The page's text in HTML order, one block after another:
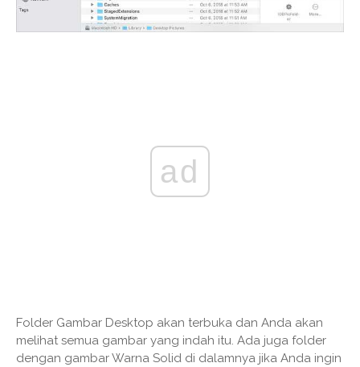
ad
Folder Gambar Desktop akan terbuka dan Anda akan
melihat semua gambar yang indah itu. Ada juga folder
dengan gambar Warna Solid di dalamnya jika Anda ingin